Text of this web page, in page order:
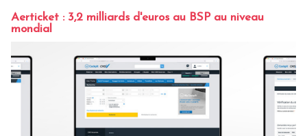
Aerticket : 3,2 milliards d'euros au BSP au niveau
mondial